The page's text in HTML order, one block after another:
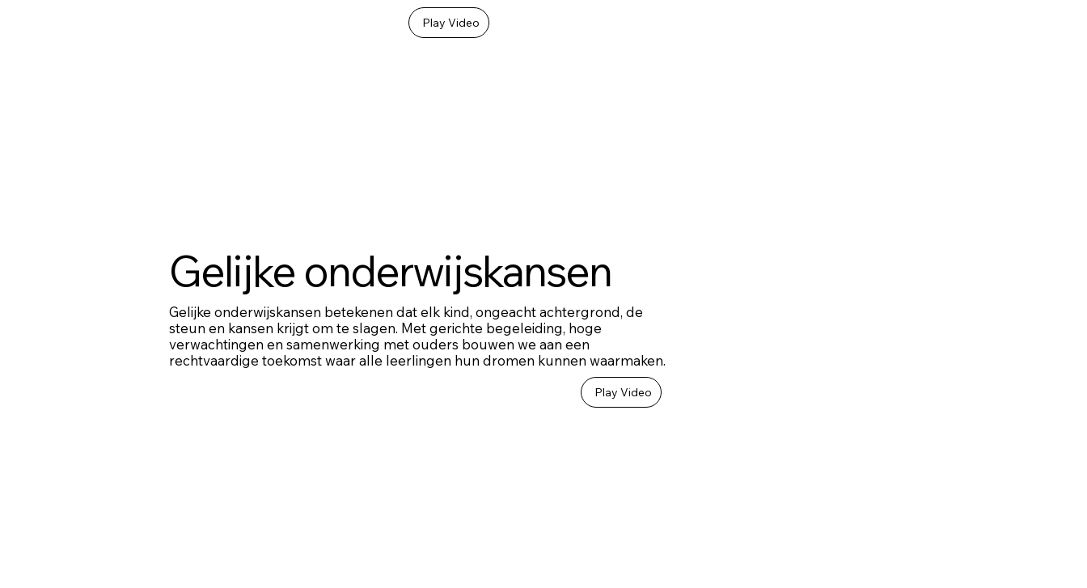
Gelijke onderwijskansen
Gelijke onderwijskansen betekenen dat elk kind, ongeacht achtergrond, de
steun en kansen krijgt om te slagen. Met gerichte begeleiding, hoge
verwachtingen en samenwerking met ouders bouwen we aan een
rechtvaardige toekomst waar alle leerlingen hun dromen kunnen waarmaken.
Play Video
Play Video